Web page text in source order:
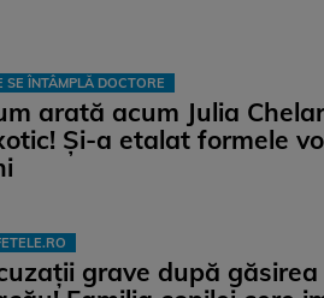
SE ÎNTÂMPLĂ DOCTORE
arată acum Julia
Și-a etalat formele
grave după